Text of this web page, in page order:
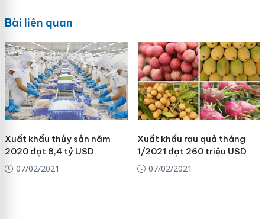
Bài liên quan
Xuất khẩu thủy sản năm
2020 đạt 8,4 tỷ USD
07/02/2021
Xuất khẩu rau quả tháng
1/2021 đạt 260 triệu USD
07/02/2021